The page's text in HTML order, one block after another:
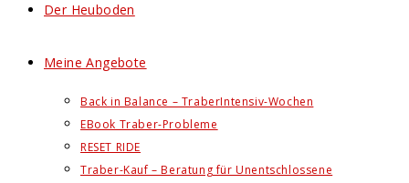
Der Heuboden
Meine Angebote
Back in Balance – TraberIntensiv-Wochen
EBook Traber-Probleme
RESET RIDE
Traber-Kauf – Beratung für Unentschlossene